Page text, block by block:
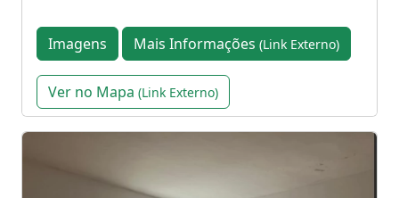
Imagens Mais Informações (Link Externo)
Ver no Mapa (Link Externo)